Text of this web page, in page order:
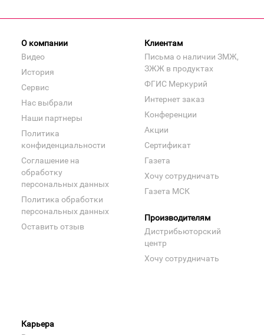
О компании
Видео
История
Сервис
Нас выбрали
Наши партнеры
Политика
конфиденциальности
Соглашение на
обработку
персональных данных
Политика обработки
персональных данных
Оставить отзыв
Клиентам
Письма о наличии ЗМЖ,
ЗЖЖ в продуктах
ФГИС Меркурий
Интернет заказ
Конференции
Акции
Сертификат
Газета
Хочу сотрудничать
Газета МСК
Производителям
Дистрибьюторский
центр
Хочу сотрудничать
Карьера